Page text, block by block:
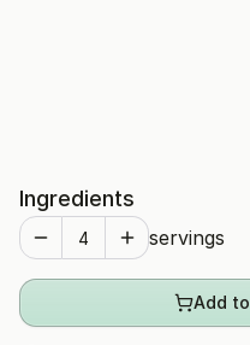
Ingredients
servings
Add